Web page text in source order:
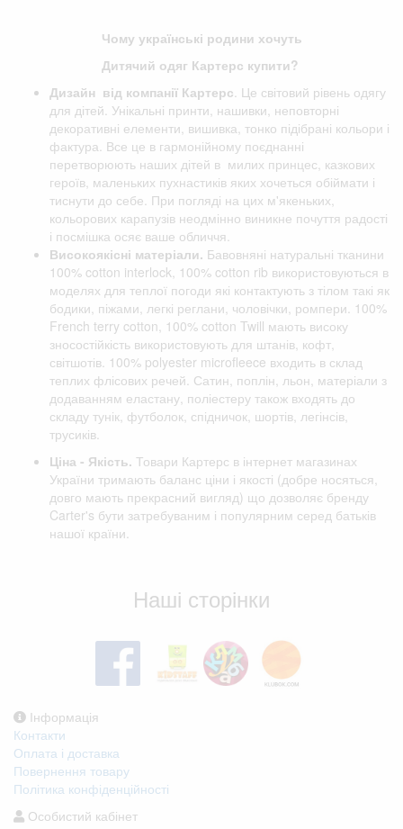
Чому українські родини хочуть
Дитячий одяг Картерс купити?
Дизайн від компанії Картерс . Це світовий рівень одягу
для дітей. Унікальні принти, нашивки, неповторні
декоративні елементи, вишивка, тонко підібрані кольори і
фактура. Все це в гармонійному поєднанні
перетворюють наших дітей в милих принцес, казкових
героїв, маленьких пухнастиків яких хочеться обіймати і
тиснути до себе. При погляді на цих м'якеньких,
кольорових карапузів неодмінно виникне почуття радості
і посмішка осяє ваше обличчя.
Високоякісні матеріали. Бавовняні натуральні тканини
100% cotton interlock, 100% cotton rib використовуються в
моделях для теплої погоди які контактують з тілом такі як
бодики, піжами, легкі реглани, чоловічки, ромпери. 100%
French terry cotton, 100% cotton Twill мають високу
зносостійкість використовують для штанів, кофт,
світшотів. 100% polyester microfleece входить в склад
теплих флісових речей. Сатин, поплін, льон, матеріали з
додаванням еластану, поліестеру також входять до
складу тунік, футболок, спідничок, шортів, легінсів,
трусиків.
Ціна - Якість. Товари Картерс в інтернет магазинах
України тримають баланс ціни і якості (добре носяться,
довго мають прекрасний вигляд) що дозволяє бренду
Carter's бути затребуваним і популярним серед батьків
нашої країни.
Наші сторінки
Інформація
Контакти
Оплата і доставка
Повернення товару
Політика конфіденційності
Особистий кабінет